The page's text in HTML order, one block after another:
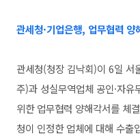
관세청·기업은행, 업무협력 양
관세청(청장 김낙회)이 6일
주)과 성실무역업체 공인·자
위한 업무협력 양해각서를 체
청이 인정한 업체에 대해 수출